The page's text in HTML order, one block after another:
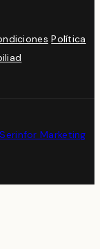
Política
Serinfor Marketing